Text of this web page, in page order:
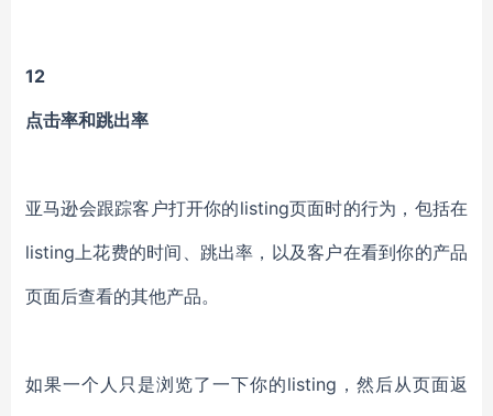
12
点击率和跳出率
亚马逊会跟踪客户打开你的listing页面时的行为，包括在
listing上花费的时间、跳出率，以及客户在看到你的产品
页面后查看的其他产品。
如果一个人只是浏览了一下你的listing，然后从页面返